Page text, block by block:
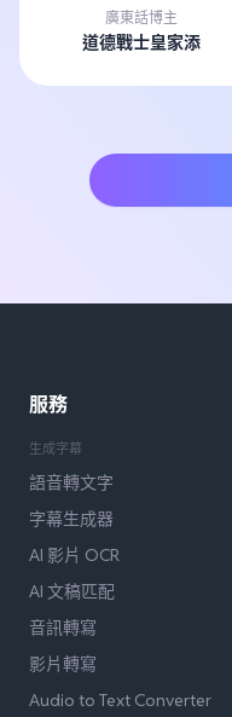
廣東話博主
道德戰士皇家添
服務
生成字幕
語音轉文字
字幕生成器
AI 影片 OCR
AI 文稿匹配
音訊轉寫
影片轉寫
Audio to Text Converter